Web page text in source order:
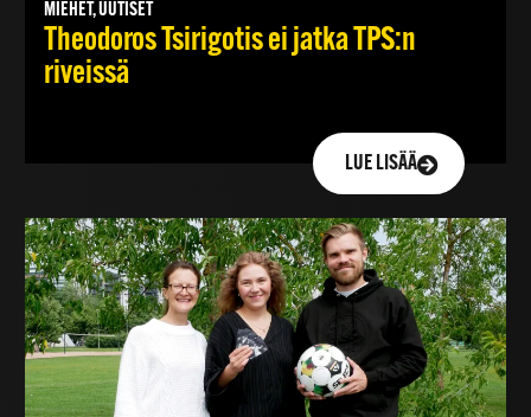
MIEHET, UUTISET
Theodoros Tsirigotis ei jatka TPS:n
riveissä
LUE LISÄÄ